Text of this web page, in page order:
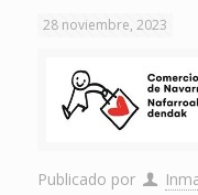
28 noviembre, 2023
Publicado por